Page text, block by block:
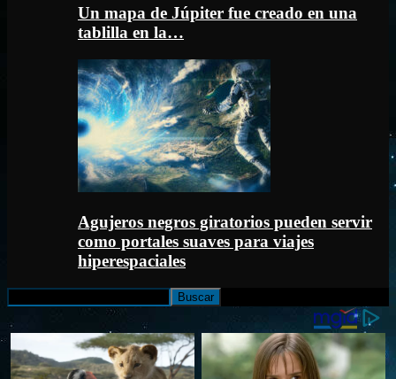
Un mapa de Júpiter fue creado en una
tablilla en la…
Agujeros negros giratorios pueden servir
como portales suaves para viajes
hiperespaciales